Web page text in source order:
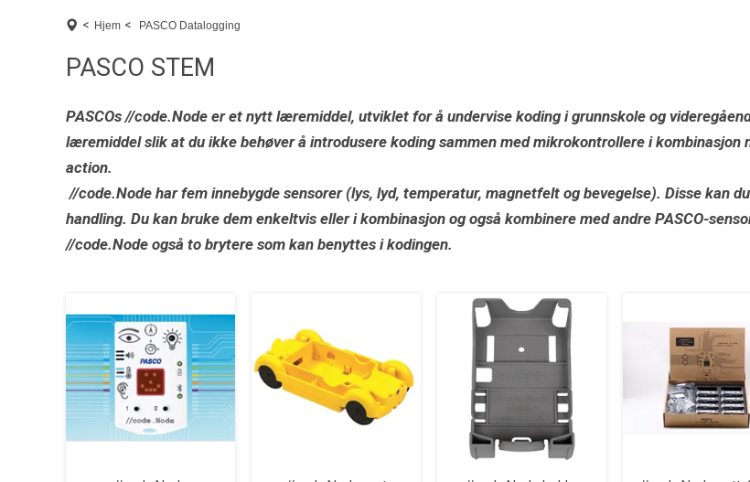
< Hjem < PASCO Datalogging
PASCO STEM
PASCOs //code.Node er et nytt læremiddel, utviklet for å undervise koding i grunnskole og
læremiddel slik at du ikke behøver å introdusere koding sammen med mikrokontrollere i
action.
//code.Node har fem innebygde sensorer (lys, lyd, temperatur, magnetfelt og bevegelse). Disse kan
handling. Du kan bruke dem enkeltvis eller i kombinasjon og også kombinere med andre PASCO-
//code.Node også to brytere som kan benyttes i kodingen.